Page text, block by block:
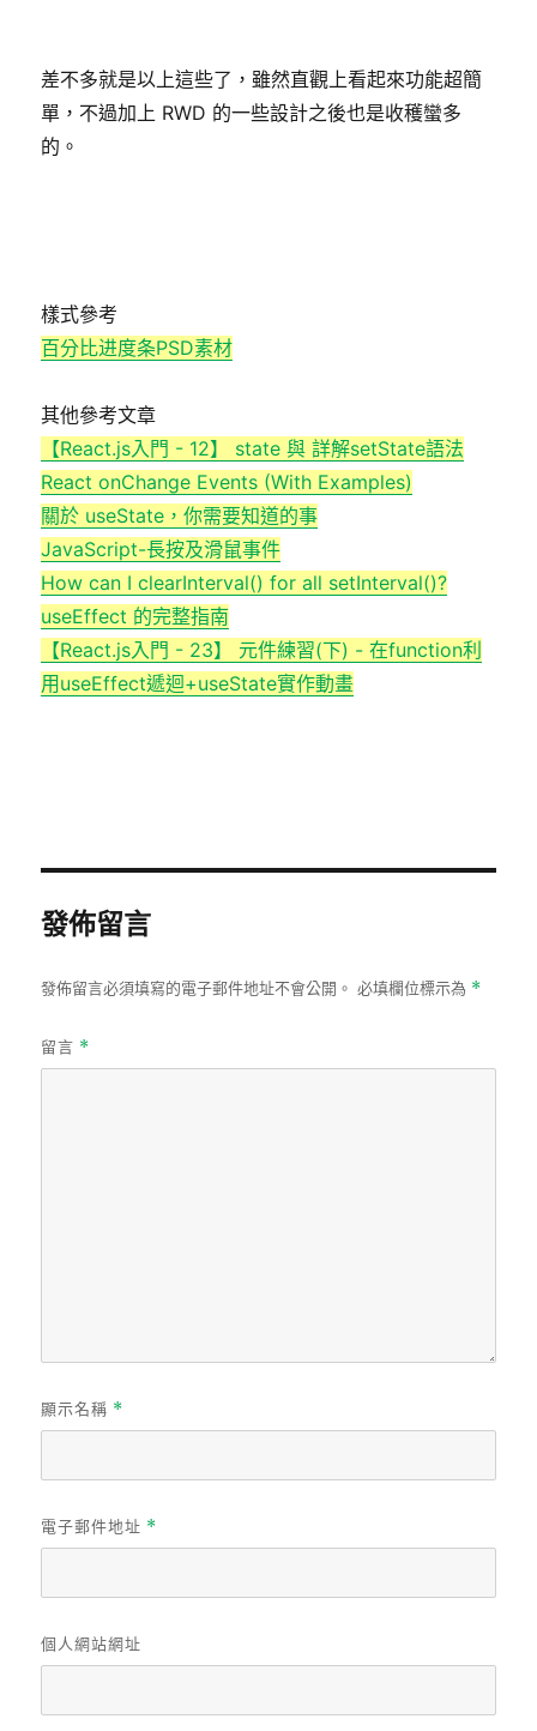
差不多就是以上這些了，雖然直觀上看起來功能超簡
單，不過加上 RWD 的一些設計之後也是收穫蠻多
的。
樣式參考
百分比进度条PSD素材
其他參考文章
【React.js入門 - 12】 state 與 詳解setState語法
React onChange Events (With Examples)
關於 useState，你需要知道的事
JavaScript-長按及滑鼠事件
How can I clearInterval() for all setInterval()?
useEffect 的完整指南
【React.js入門 - 23】 元件練習(下) - 在function利
用useEffect遞迴+useState實作動畫
發佈留言
發佈留言必須填寫的電子郵件地址不會公開。 必填欄位標示為 *
留言 *
顯示名稱 *
電子郵件地址 *
個人網站網址